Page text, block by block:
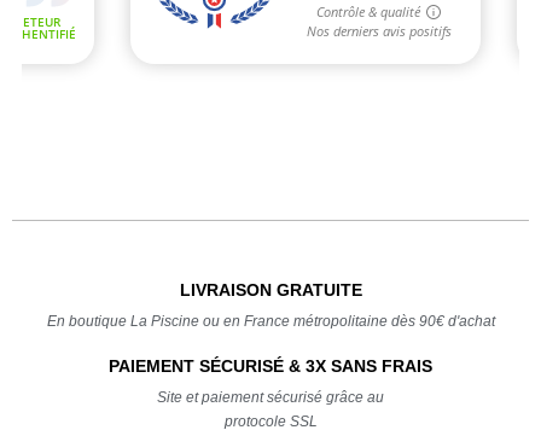
LIVRAISON GRATUITE
En boutique La Piscine ou en France métropolitaine dès 90€ d'achat
PAIEMENT SÉCURISÉ & 3X SANS FRAIS
Site et paiement sécurisé grâce au
protocole SSL